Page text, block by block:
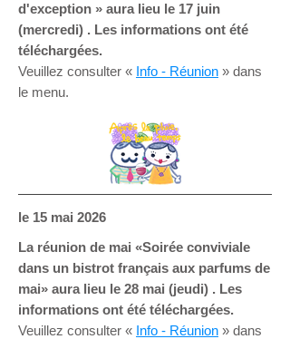
d'exception » aura lieu le 17 juin
(mercredi) . Les informations ont été
téléchargées.
Veuillez consulter « Info - Réunion » dans
le menu.
le 15 mai 2026
La réunion de mai «Soirée conviviale
dans un bistrot français aux parfums de
mai» aura lieu le 28 mai (jeudi) . Les
informations ont été téléchargées.
Veuillez consulter « Info - Réunion » dans